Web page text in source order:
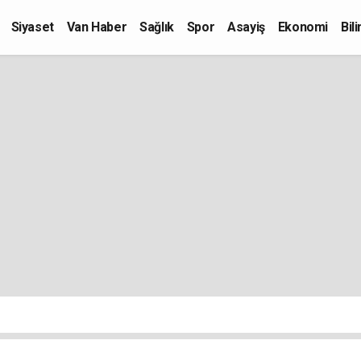
Siyaset Van Haber Sağlık Spor Asayiş Ekonomi